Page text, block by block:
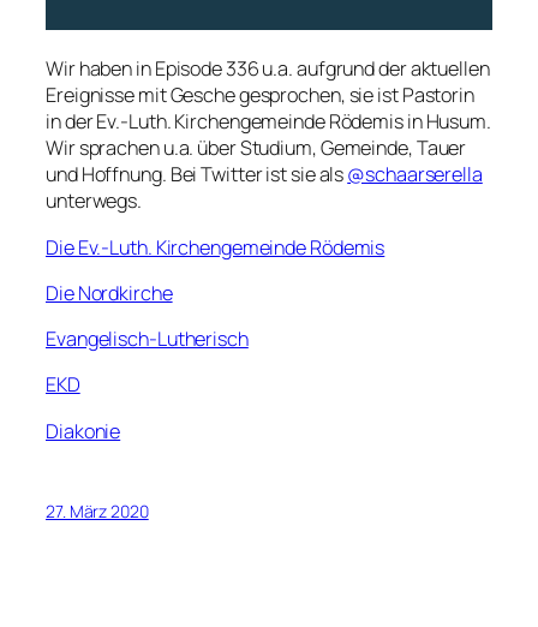
Wir haben in Episode 336 u.a. aufgrund der aktuellen
Ereignisse mit Gesche gesprochen, sie ist Pastorin
in der Ev.-Luth. Kirchengemeinde Rödemis in Husum.
Wir sprachen u.a. über Studium, Gemeinde, Tauer
und Hoffnung. Bei Twitter ist sie als@schaarserella
unterwegs.
Die Ev.-Luth. Kirchengemeinde Rödemis
Die Nordkirche
Evangelisch-Lutherisch
EKD
Diakonie
27. März 2020